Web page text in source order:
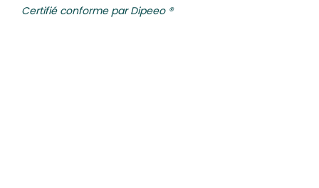
Certifié conforme par Dipeeo ®